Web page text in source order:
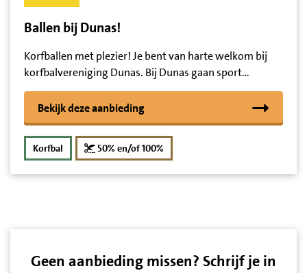
Ballen bij Dunas!
Korfballen met plezier! Je bent van harte welkom bij
korfbalvereniging Dunas. Bij Dunas gaan sport…
Bekijk deze aanbieding
Korfbal 50% en/of 100%
Geen aanbieding missen? Schrijf je in